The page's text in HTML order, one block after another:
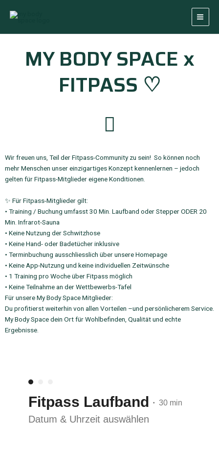
Inhalt
Main
Menu
MY BODY SPACE x
FITPASS ♡
Wir freuen uns, Teil der Fitpass-Community zu sein! So können noch
mehr Menschen unser einzigartiges Konzept kennenlernen – jedoch
gelten für Fitpass-Mitglieder eigene Konditionen.
✨ Für Fitpass-Mitglieder gilt:
• Training / Buchung umfasst 30 Min. Laufband oder Stepper ODER 20
Min. Infrarot-Sauna
• Keine Nutzung der Schwitzhose
• Keine Hand- oder Badetücher inklusive
• Terminbuchung ausschliesslich über unsere Homepage
• Keine App-Nutzung und keine individuellen Zeitwünsche
• 1 Training pro Woche über Fitpass möglich
• Keine Teilnahme an der Wettbewerbs-Tafel
Für unsere My Body Space Mitglieder:
Du profitierst weiterhin von allen Vorteilen –und persönlicherem Service.
My Body Space dein Ort für Wohlbefinden, Qualität und echte
Ergebnisse.
Fitpass Laufband • 30 min
Datum & Uhrzeit auswählen